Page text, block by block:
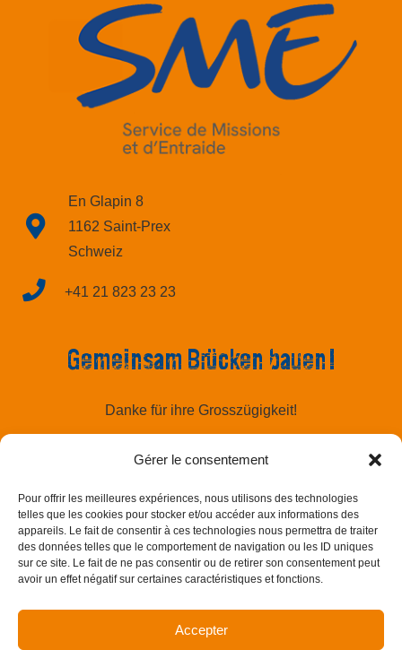
Gérer le consentement
Pour offrir les meilleures expériences, nous utilisons des technologies
telles que les cookies pour stocker et/ou accéder aux informations des
appareils. Le fait de consentir à ces technologies nous permettra de traiter
des données telles que le comportement de navigation ou les ID uniques
sur ce site. Le fait de ne pas consentir ou de retirer son consentement peut
avoir un effet négatif sur certaines caractéristiques et fonctions.
Accepter
En Glapin 8
1162 Saint-Prex
Schweiz
+41 21 823 23 23
Gemeinsam Brücken bauen!
Danke für ihre Grosszügigkeit!
Spenden